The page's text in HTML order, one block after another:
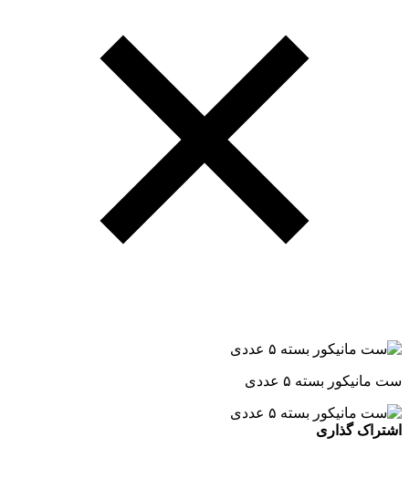
ست مانیکور بسته ۵ عددی
اشتراک گذاری